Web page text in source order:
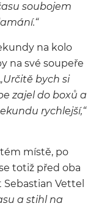
soubojem
na kolo
na své soupeře
„Určitě bych si
zajel do boxů a
rychlejší,“
místě, po
totiž před oba
Vettel
a stihl na